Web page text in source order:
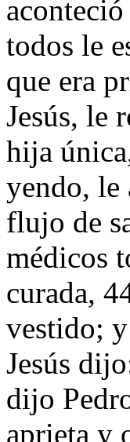
todos le
que era
Jesús, le
hija
yendo, le
flujo de
médicos
curada,
vestido;
Jesús
dijo
aprieta y